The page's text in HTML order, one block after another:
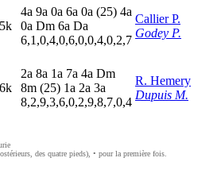
4a 9a 0a 6a 0a (25) 4a
0a Dm 6a Da
6,1,0,4,0,6,0,0,4,0,2,7
Callier P.
Godey P.
2a 8a 1a 7a 4a Dm
8m (25) 1a 2a 3a
8,2,9,3,6,0,2,9,8,7,0,4
R. Hemery
Dupuis M.
des quatre pieds), • pour la première fois.